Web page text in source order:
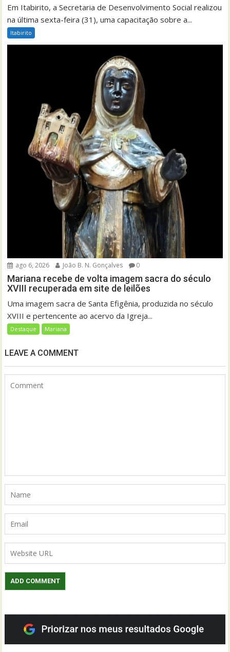
Em Itabirito, a Secretaria de Desenvolvimento Social realizou
na última sexta-feira (31), uma capacitação sobre a...
Itabirito
ago 6, 2026 João B. N. Gonçalves 0
Mariana recebe de volta imagem sacra do século
XVIII recuperada em site de leilões
Uma imagem sacra de Santa Efigênia, produzida no século
XVIII e pertencente ao acervo da Igreja...
Destaque Mariana
LEAVE A COMMENT